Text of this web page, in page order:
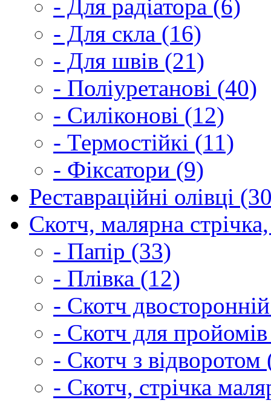
- Для радіатора (6)
- Для скла (16)
- Для швів (21)
- Поліуретанові (40)
- Силіконові (12)
- Термостійкі (11)
- Фіксатори (9)
Реставраційні олівці
Скотч, малярна
- Папір (33)
- Плівка (12)
- Скотч
- Скотч для
- Скотч з відворотом
- Скотч, стрічка